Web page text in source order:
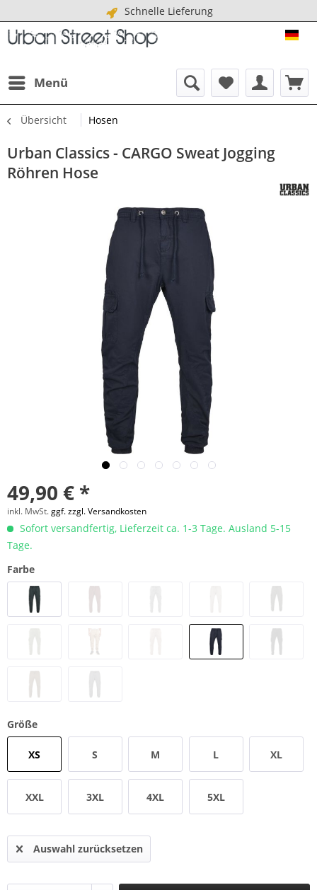
Schnelle Lieferung
Menü
Übersicht Hosen
Urban Classics - CARGO Sweat Jogging
Röhren Hose
49,90 € *
inkl. MwSt.ggf. zzgl. Versandkosten
Sofort versandfertig, Lieferzeit ca. 1-3 Tage. Ausland 5-15
Tage.
Farbe
Größe
XS S M L XL
XXL 3XL 4XL 5XL
Auswahl zurücksetzen